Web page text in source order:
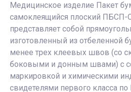
Медицинское изделие Пакет
самоклеящийся плоский
представляет собой
изготовленный из отбеленной
менее трех клеевых швов (со
боковыми и донным швами) с
маркировкой и химическими
свидетелями первого класса